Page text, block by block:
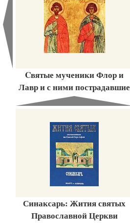
Cвятые мученики Флор и
Лавр и с ними пострадавшие
Синаксарь: Жития святых
Православной Церкви